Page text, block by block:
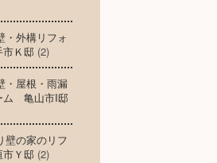
外構リフォ
Ｋ邸 (2)
屋根・雨漏
ム 亀山市I邸
の家のリフ
Ｙ邸 (2)